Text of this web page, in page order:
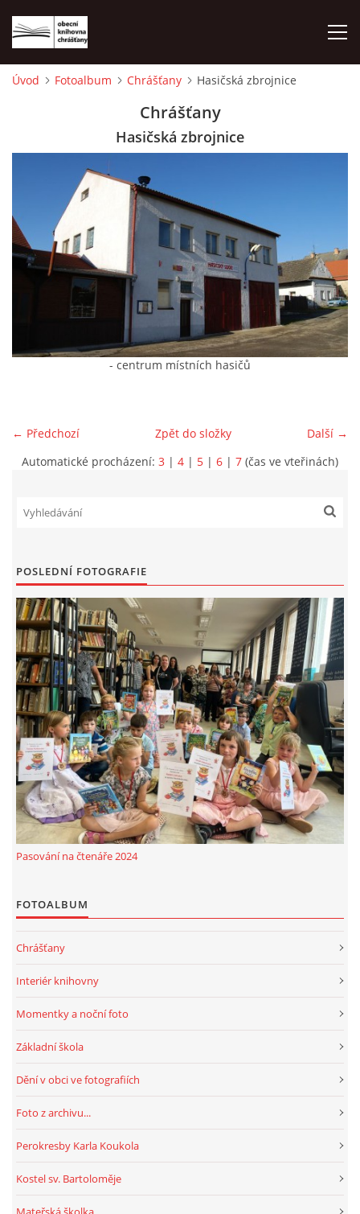
VÝPŮJČNÍ DOBA
KONTAKTY
ON-LINE KATALOG
WEBOVÁ KAMERA
STREET ART
PROJEKT FLYNN "KNIHOVNA" CARSEN
E-KNIHY DO KAŽDÉ KNIHOVNY
GRANTY A DOTACE
MOBILNÍ APLIKACE
FREE WIFI
VÝZNAČNÍ RODÁCI
NAPSALI O NÁS....
KNIHOVNÍ ŘÁD
Úvod Fotoalbum Chrášťany Hasičská zbrojnice
Chrášťany
Hasičská zbrojnice
- centrum místních hasičů
← Předchozí Další →
Zpět do složky
Automatické procházení: 3 | 4 | 5 | 6 | 7 (čas ve vteřinách)
POSLEDNÍ FOTOGRAFIE
Pasování na čtenáře 2024
FOTOALBUM
Chrášťany
Interiér knihovny
Momentky a noční foto
Základní škola
Dění v obci ve fotografiích
Foto z archivu...
Perokresby Karla Koukola
Kostel sv. Bartoloměje